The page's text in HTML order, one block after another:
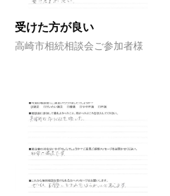
受けた方が良い
高崎市相続相談会ご参加者様